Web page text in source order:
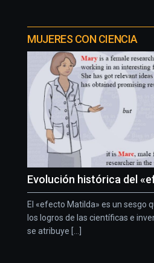
MUJERES CON CIENCIA
Evolución histórica del
El «efecto Matilda» es un sesgo
los logros de las científicas e
se atribuye [...]